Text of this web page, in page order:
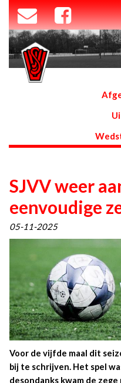
SJVV weer
eenvoudige
05-11-2025
Voor de vijfde maal dit
bij te schrijven. Het spel
desondanks kwam de zege